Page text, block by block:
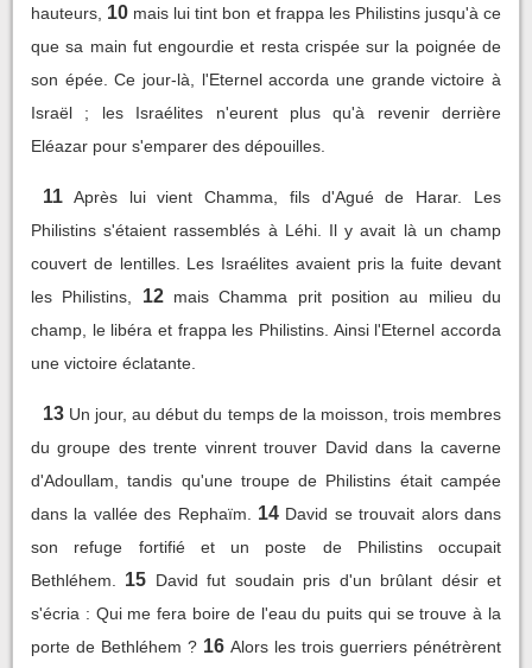
hauteurs, 10 mais lui tint bon et frappa les Philistins jusqu'à ce
que sa main fut engourdie et resta crispée sur la poignée de
son épée. Ce jour-là, l'Eternel accorda une grande victoire à
Israël ; les Israélites n'eurent plus qu'à revenir derrière
Eléazar pour s'emparer des dépouilles.
11 Après lui vient Chamma, fils d'Agué de Harar. Les
Philistins s'étaient rassemblés à Léhi. Il y avait là un champ
couvert de lentilles. Les Israélites avaient pris la fuite devant
les Philistins,
12 mais Chamma prit position au milieu du
champ, le libéra et frappa les Philistins. Ainsi l'Eternel accorda
une victoire éclatante.
13 Un jour, au début du temps de la moisson, trois membres
du groupe des trente vinrent trouver David dans la caverne
d'Adoullam, tandis qu'une troupe de Philistins était campée
dans la vallée des Rephaïm.
14 David se trouvait alors dans
son refuge fortifié et un poste de Philistins occupait
Bethléhem.
15 David fut soudain pris d'un brûlant désir et
s'écria : Qui me fera boire de l'eau du puits qui se trouve à la
porte de Bethléhem ? 16 Alors les trois guerriers pénétrèrent